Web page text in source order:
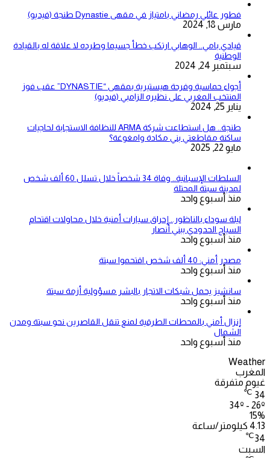
فطور عائلي رمضاني بامتياز في مقهى Dynastie طنجة (فيديو)
مارس 18, 2024
قيادي بامي.. الوهابي ارتكب خطأ جسيما وطرده لا علاقة له بالقيادة
الوطنية
سبتمبر 24, 2024
أجواء حماسية وفرحة هيستيرية بمقهى “DYNASTIE” عقب فوز
المنتخب المغربي على نظيره الزامبي (فيديو)
يناير 25, 2024
طنجة.. هل استطاعت شركة ARMA للنظافة الاستجابة لحاجيات
ساكنة مقاطعتي بني مكادة وامغوغة؟
مايو 22, 2025
السلطات الإسبانية.. وفاة 34 شخصاً خلال تسلل 60 ألف شخص
لمدينة سبتة المحتلة
منذ أسبوع واحد
ليلة سوداء بالناظور.. إحراق سيارات أمنية خلال محاولات اقتحام
السياج الحدودي ببني أنصار
منذ أسبوع واحد
مصدر أمني: 40 ألف شخص اقتحموا سبتة
منذ أسبوع واحد
سانشيز يحمل شبكات الاتجار بالبشر مسؤولية أزمة سبتة
منذ أسبوع واحد
إنزال أمني بالمحطات الطرقية لمنع تنقل القاصرين نحو سبتة ومدن
الشمال
منذ أسبوع واحد
Weather
المغرب
غيوم متفرقة
34
℃
34º - 26º
15%
4.13 كيلومتر/ساعة
34
℃
السبت